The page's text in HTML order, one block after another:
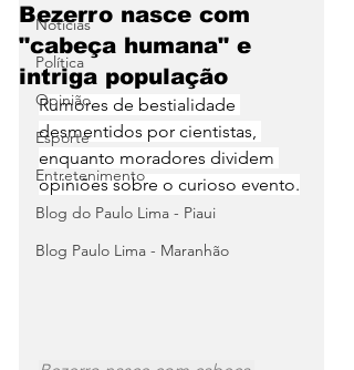
Notícias
Política
Opinião
Esporte
Entretenimento
Blog do Paulo Lima - Piaui
Blog Paulo Lima - Maranhão
Bezerro nasce com
"cabeça humana" e
intriga população
Rumores de bestialidade
desmentidos por cientistas,
enquanto moradores dividem
opiniões sobre o curioso evento.